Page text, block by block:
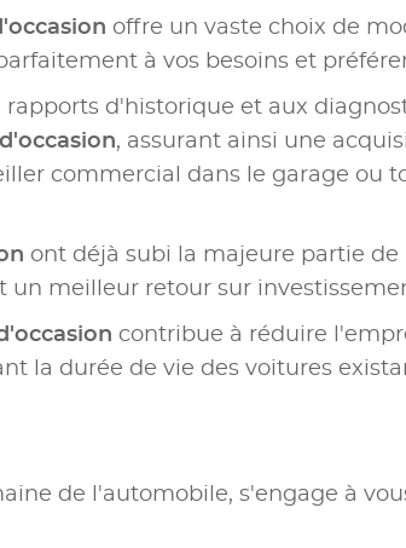
offre un vaste choix de
à vos besoins et
rapports d'historique et aux
, assurant ainsi une
commercial dans le garage ou
ont déjà subi la majeure partie
meilleur retour sur
contribue à réduire
la durée de vie des voitures
de l'automobile, s'engage à